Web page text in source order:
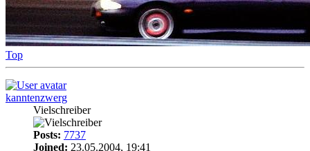
Top
kanntenzwerg
Vielschreiber
Posts: 7737
Joined: 23.05.2004, 19:41